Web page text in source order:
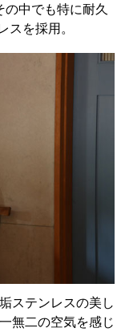
の中でも特に耐久
スを採用。
ステンレスの美し
無二の空気を感じ